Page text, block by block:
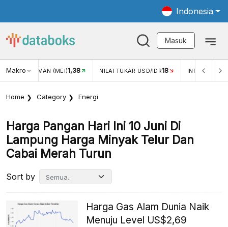
Indonesia
Masuk
MakroWISMAN (MEI)1,38 NILAI TUKAR USD/IDR18 INFLASI YOY
Home Category Energi
Harga Pangan Hari Ini 10 Juni Di
Lampung Harga Minyak Telur Dan
Cabai Merah Turun
Sort by
Harga Gas Alam Dunia Naik
Menuju Level US$2,69